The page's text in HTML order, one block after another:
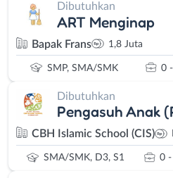
Dibutuhkan
ART Menginap
Bapak Frans 1,8 Juta
SMP, SMA/SMK 0
Dibutuhkan
Pengasuh Anak
CBH Islamic School (CIS)
SMA/SMK, D3, S1 0 -